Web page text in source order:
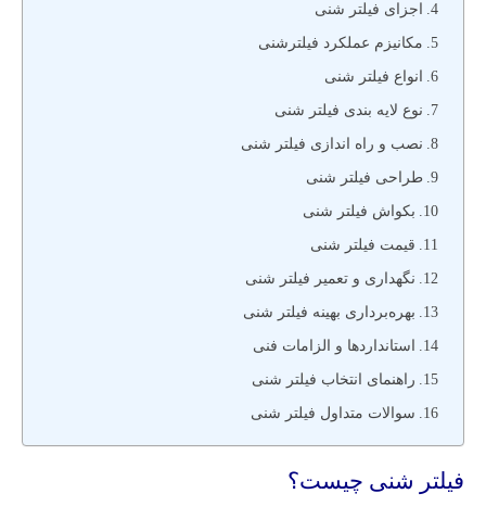
اجزای فیلتر شنی
مکانیزم عملکرد فیلترشنی
انواع فیلتر شنی
نوع لایه بندی فیلتر شنی
نصب و راه اندازی فیلتر شنی
طراحی فیلتر شنی
بکواش فیلتر شنی
قیمت فیلتر شنی
نگهداری و تعمیر فیلتر شنی
بهره‌برداری بهینه فیلتر شنی
استانداردها و الزامات فنی
راهنمای انتخاب فیلتر شنی
سوالات متداول فیلتر شنی
فیلتر شنی چیست؟